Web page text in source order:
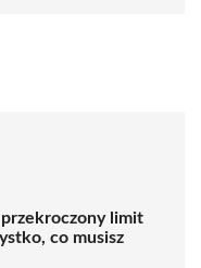
limit
co musisz